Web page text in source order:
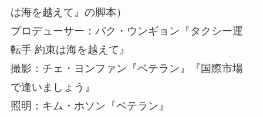
は海を越えて』の脚本）
プロデューサー：パク・ウンギョン『タクシー運
転手 約束は海を越えて』
撮影：チェ・ヨンファン『ベテラン』『国際市場
で逢いましょう』
照明：キム・ホソン『ベテラン』